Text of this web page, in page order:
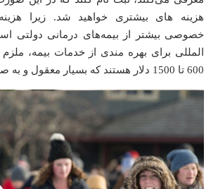
هزینه های بیشتری خواهید شد. زیرا
خصوصی بیشتر از بیمه‌های درمانی دولتی
المللی برای بهره مندی از خدمات بیمه، ملزم
600 تا 1500 دلار هستند که بسیار معقول و به صرفه است.